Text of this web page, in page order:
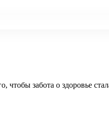
чтобы забота о здоровье